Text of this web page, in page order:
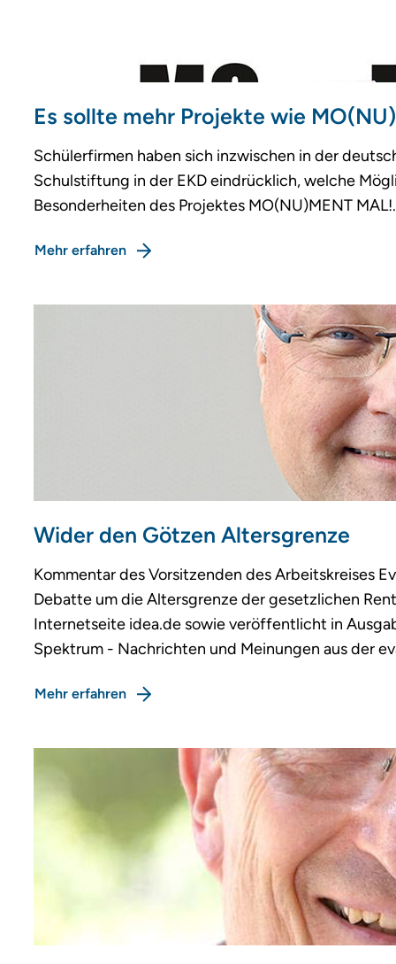
Es sollte mehr Projekte wie
Schülerfirmen haben sich inzwischen in der
Schulstiftung in der EKD eindrücklich, welche
Besonderheiten des Projektes MO(NU)MENT MAL!.
Mehr erfahren
Wider den Götzen Altersgrenze
Kommentar des Vorsitzenden des Arbeitskreises
Debatte um die Altersgrenze der gesetzlichen
Internetseite idea.de sowie veröffentlicht in
Spektrum - Nachrichten und Meinungen aus der
Mehr erfahren